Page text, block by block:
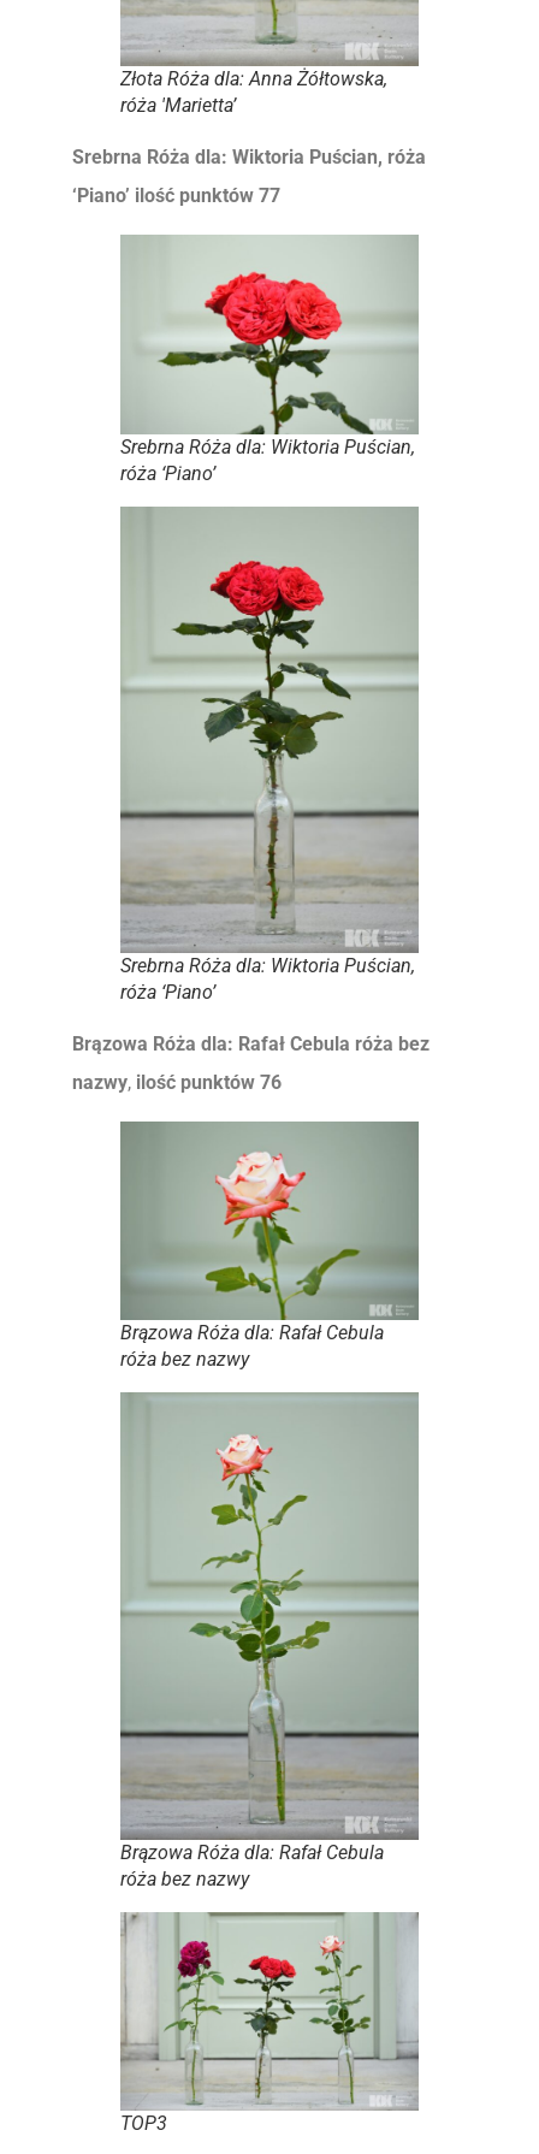
Złota Róża dla: Anna Żółtowska,
róża 'Marietta’
Srebrna Róża dla: Wiktoria Puścian, róża
‘Piano’ ilość punktów 77
Srebrna Róża dla: Wiktoria Puścian,
róża ‘Piano’
Srebrna Róża dla: Wiktoria Puścian,
róża ‘Piano’
Brązowa Róża dla: Rafał Cebula róża bez
nazwy, ilość punktów 76
Brązowa Róża dla: Rafał Cebula
róża bez nazwy
Brązowa Róża dla: Rafał Cebula
róża bez nazwy
TOP3